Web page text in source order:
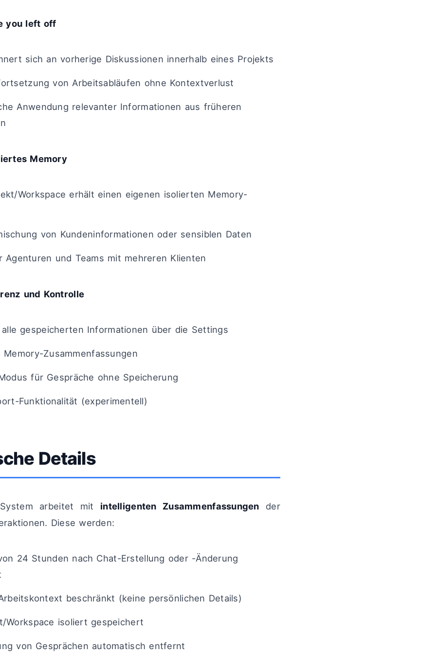
you left off
sich an vorherige Diskussionen innerhalb eines Projekts
von Arbeitsabläufen ohne Kontextverlust
Anwendung relevanter Informationen aus früheren
Memory
Workspace erhält einen eigenen isolierten Memory-
von Kundeninformationen oder sensiblen Daten
Agenturen und Teams mit mehreren Klienten
und Kontrolle
gespeicherten Informationen über die Settings
Memory-Zusammenfassungen
für Gespräche ohne Speicherung
Funktionalität (experimentell)
Details
arbeitet mit intelligenten Zusammenfassungen der
Diese werden:
24 Stunden nach Chat-Erstellung oder -Änderung
beschränkt (keine persönlichen Details)
Workspace isoliert gespeichert
von Gesprächen automatisch entfernt